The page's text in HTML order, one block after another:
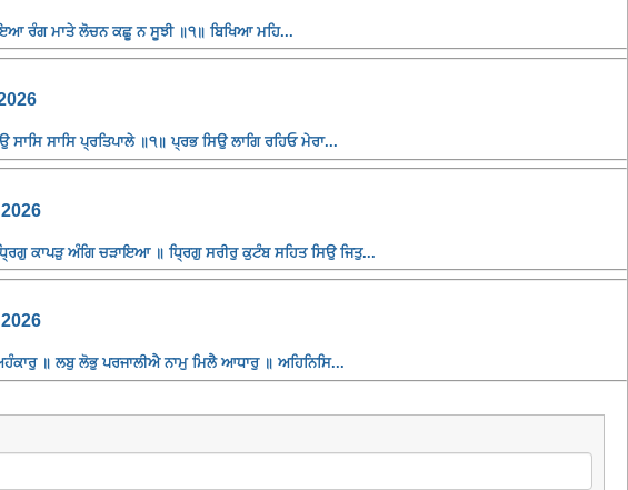
ਰੰਗ ਮਾਤੇ ਲੋਚਨ ਕਛੂ ਨ ਸੂਝੀ ॥੧॥ ਬਿਖਿਆ ਮਹਿ...
ਸਾਸਿ ਪ੍ਰਤਿਪਾਲੇ ॥੧॥ ਪ੍ਰਭ ਸਿਉ ਲਾਗਿ ਰਹਿਓ ਮੇਰਾ...
ਕਾਪੜੁ ਅੰਗਿ ਚੜਾਇਆ ॥ ਧ੍ਰਿਗੁ ਸਰੀਰੁ ਕੁਟੰਬ ਸਹਿਤ ਸਿਉ ਜਿਤੁ...
॥ ਲਬੁ ਲੋਭੁ ਪਰਜਾਲੀਐ ਨਾਮੁ ਮਿਲੈ ਆਧਾਰੁ ॥ ਅਹਿਨਿਸਿ...